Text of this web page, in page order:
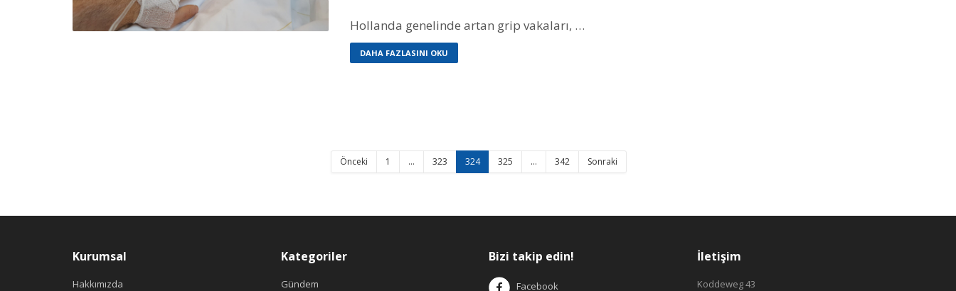
Hollanda genelinde artan grip vakaları, …
DAHA FAZLASINI OKU
Önceki 1 … 323 324 325 … 342 Sonraki
Kurumsal
Hakkımızda
Kategoriler
Gündem
Bizi takip edin!
Facebook
İletişim
Koddeweg 43